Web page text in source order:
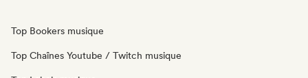
Top Bookers musique
Top Chaînes Youtube / Twitch musique